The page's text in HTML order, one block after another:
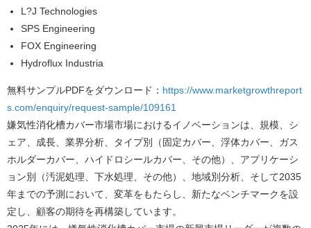
L?J Technologies
SPS Engineering
FOX Engineering
Hydroflux Industria
無料サンプルPDFをダウンロード： https://www.marketgrowthreport
s.com/enquiry/request-sample/109161
嫌気性消化槽カバー市場市場におけるイノベーションは、規模、シ
ェア、成長、業界分析、タイプ別（固定カバー、浮体カバー、ガス
ホルダーカバー、ハイドロシールカバー、その他）、アプリケーシ
ョン別（汚泥処理、下水処理、その他）、地域別分析、そして2035
年までの予測において、変革をもたらし、新たなベンチマークを設
定し、顧客の期待を再構築しています。